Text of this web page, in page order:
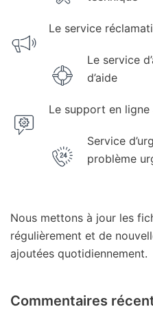
Le service
Le service
d’aide
Le support en ligne
Service
problème
Nous mettons à jour les
régulièrement et de
ajoutées quotidiennement.
Commentaires